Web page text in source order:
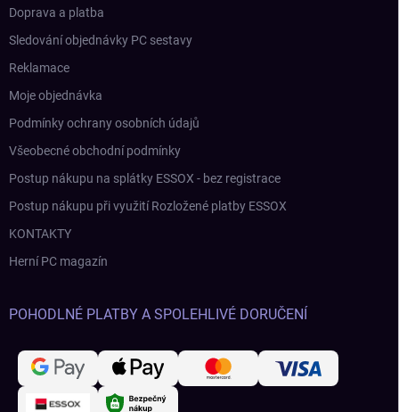
Doprava a platba
Sledování objednávky PC sestavy
Reklamace
Moje objednávka
Podmínky ochrany osobních údajů
Všeobecné obchodní podmínky
Postup nákupu na splátky ESSOX - bez registrace
Postup nákupu při využití Rozložené platby ESSOX
KONTAKTY
Herní PC magazín
POHODLNÉ PLATBY A SPOLEHLIVÉ DORUČENÍ